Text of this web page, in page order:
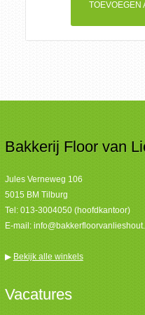
TOEVOEGEN
Bakkerij Floor van
Jules Verneweg 106
5015 BM Tilburg
Tel: 013-3004050 (hoofdkantoor)
E-mail:
▶ Bekijk alle winkels
Vacatures